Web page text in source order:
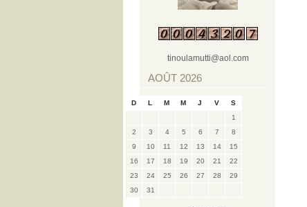
tinoulamutti@aol.com
AOÛT 2026
D L M M J V
S
1
2
3 4 5 6 7
8
9
10 11 12 13 14
15
16
17 18 19 20 21
22
23
24 25 26 27 28
29
30
31